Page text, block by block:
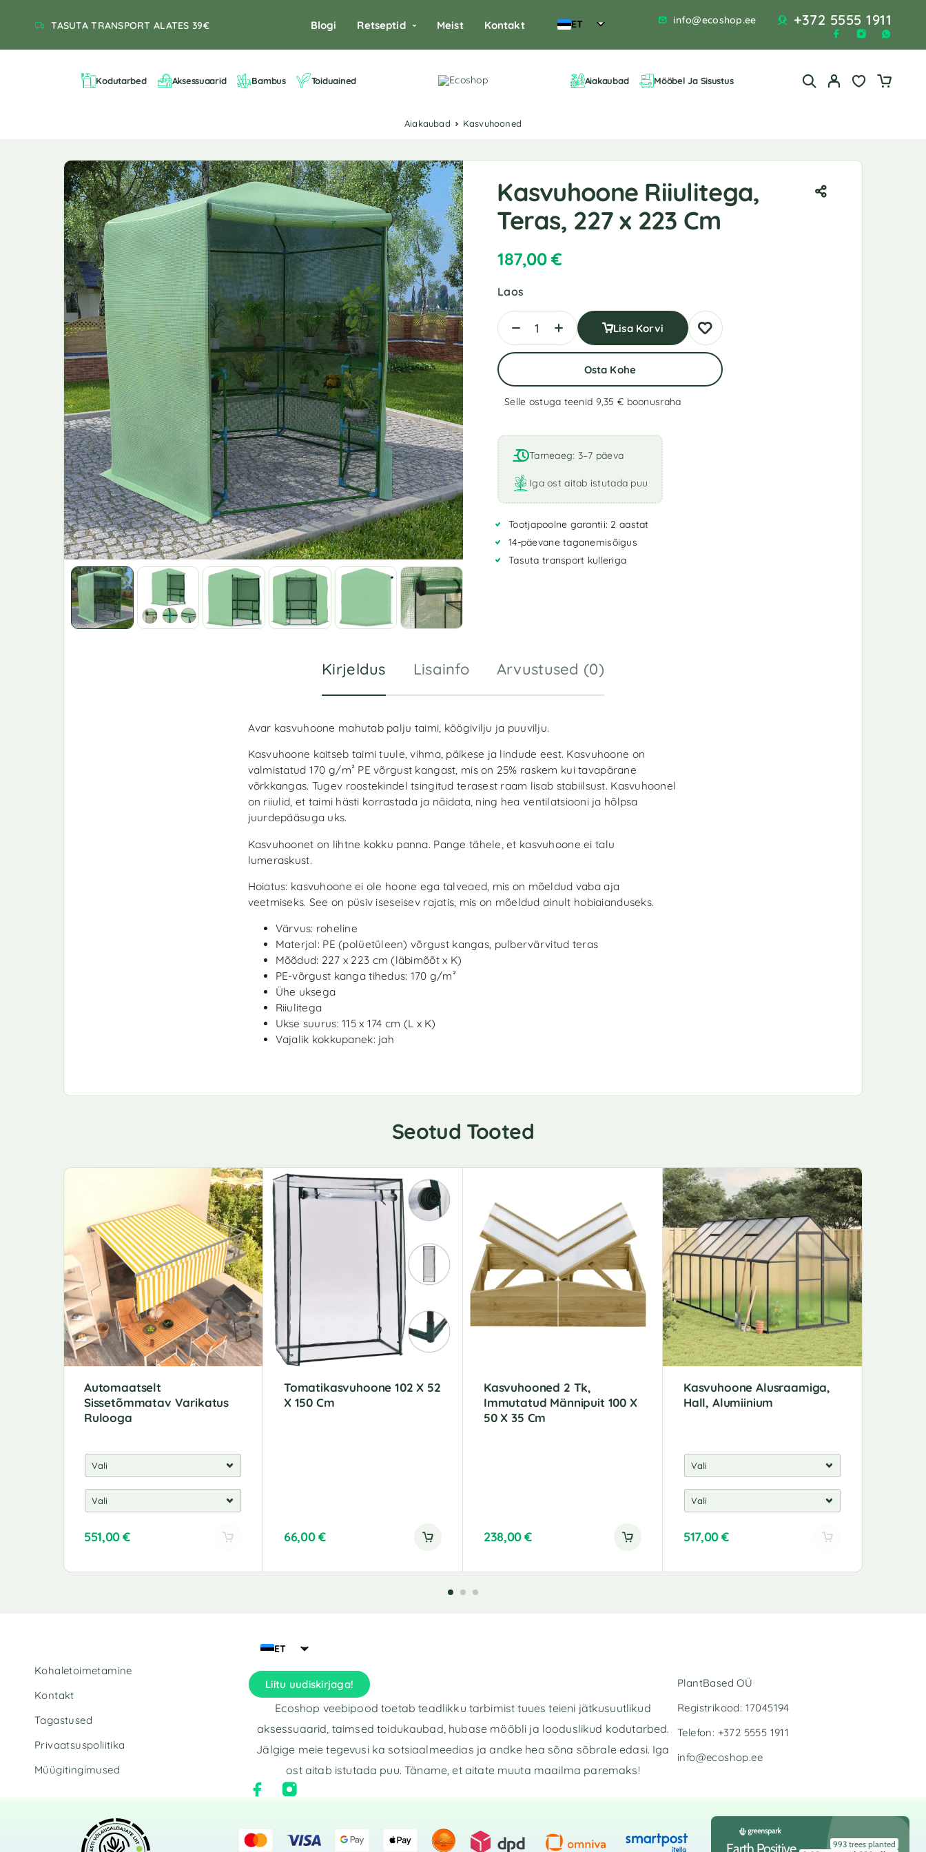
TASUTA TRANSPORT ALATES 39€ Blogi Retseptid Meist Kontakt ET info@ecoshop.ee +372 5555 1911
Kodutarbed Aksessuaarid Bambus Toiduained Aiakaubad Mööbel Ja Sisustus
Aiakaubad Kasvuhooned
Kasvuhoone Riiulitega,
Teras, 227 x 223 Cm
187,00€
Laos
Lisa Korvi
Osta Kohe
Selle ostuga teenid 9,35 € boonusraha
l
t
e
r
n
t
i
Tarneaeg: 3–7 päeva
Iga ost aitab istutada puu
Tootjapoolne garantii: 2 aastat
14-päevane taganemisõigus
Tasuta transport kulleriga
Kirjeldus Lisainfo Arvustused (0)
Avar kasvuhoone mahutab palju taimi, köögivilju ja puuvilju.
Kasvuhoone kaitseb taimi tuule, vihma, päikese ja lindude eest. Kasvuhoone on
valmistatud 170 g/m² PE võrgust kangast, mis on 25% raskem kui tavapärane
võrkkangas. Tugev roostekindel tsingitud terasest raam lisab stabiilsust. Kasvuhoonel
on riiulid, et taimi hästi korrastada ja näidata, ning hea ventilatsiooni ja hõlpsa
juurdepääsuga uks.
Kasvuhoonet on lihtne kokku panna. Pange tähele, et kasvuhoone ei talu
lumeraskust.
Hoiatus: kasvuhoone ei ole hoone ega talveaed, mis on mõeldud vaba aja
veetmiseks. See on püsiv iseseisev rajatis, mis on mõeldud ainult hobiaianduseks.
Värvus: roheline
Materjal: PE (polüetüleen) võrgust kangas, pulbervärvitud teras
Mõõdud: 227 x 223 cm (läbimõõt x K)
PE-võrgust kanga tihedus: 170 g/m²
Ühe uksega
Riiulitega
Ukse suurus: 115 x 174 cm (L x K)
Vajalik kokkupanek: jah
Seotud Tooted
Automaatselt
Sissetõmmatav Varikatus
Rulooga
551,00€
l
i
:
Tomatikasvuhoone 102 X 52
X 150 Cm
66,00€
Kasvuhooned 2 Tk,
Immutatud Männipuit 100 X
50 X 35 Cm
238,00€
Kasvuhoone Alusraamiga,
Hall, Alumiinium
517,00€
l
v
Kohaletoimetamine
Kontakt
Tagastused
Privaatsuspoliitika
Müügitingimused
ET
Liitu uudiskirjaga!
Ecoshop veebipood toetab teadlikku tarbimist tuues teieni jätkusuutlikud
aksessuaarid, taimsed toidukaubad, hubase mööbli ja looduslikud kodutarbed.
Jälgige meie tegevusi ka sotsiaalmeedias ja andke hea sõna sõbrale edasi. Iga
ost aitab istutada puu. Täname, et aitate muuta maailma paremaks!
PlantBased OÜ
Registrikood: 17045194
Telefon: +372 5555 1911
info@ecoshop.ee
Earth Positive
993 trees planted